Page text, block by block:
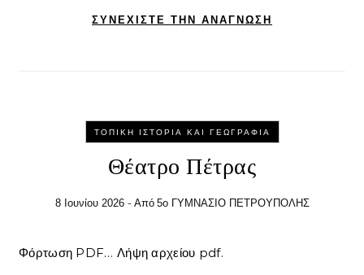
ΣΥΝΕΧΊΣΤΕ ΤΗΝ ΑΝΆΓΝΩΣΗ
ΤΟΠΙΚΉ ΙΣΤΟΡΊΑ ΚΑΙ ΓΕΩΓΡΑΦΊΑ
Θέατρο Πέτρας
8 Ιουνίου 2026 - Από 5ο ΓΥΜΝΑΣΙΟ ΠΕΤΡΟΥΠΟΛΗΣ
Φόρτωση PDF… Λήψη αρχείου pdf.